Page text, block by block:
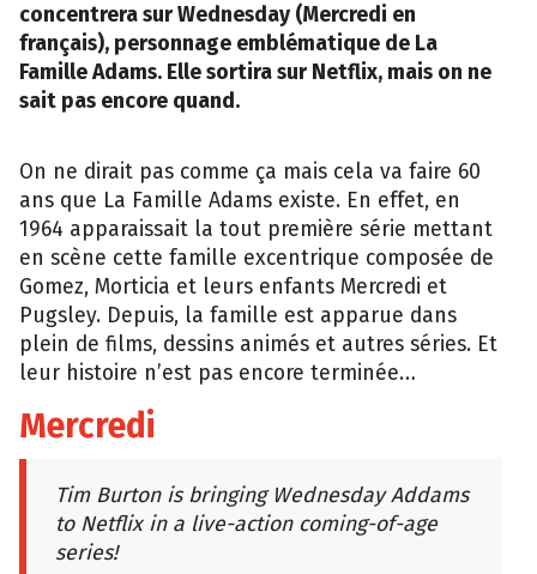
concentrera sur Wednesday (Mercredi en
français), personnage emblématique de La
Famille Adams. Elle sortira sur Netflix, mais on ne
sait pas encore quand.
On ne dirait pas comme ça mais cela va faire 60
ans que La Famille Adams existe. En effet, en
1964 apparaissait la tout première série mettant
en scène cette famille excentrique composée de
Gomez, Morticia et leurs enfants Mercredi et
Pugsley. Depuis, la famille est apparue dans
plein de films, dessins animés et autres séries. Et
leur histoire n’est pas encore terminée…
Mercredi
Tim Burton is bringing Wednesday Addams
to Netflix in a live-action coming-of-age
series!